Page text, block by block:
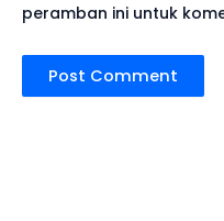
peramban ini untuk